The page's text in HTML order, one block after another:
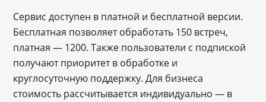
Сервис доступен в платной и бесплатной версии.
Бесплатная позволяет обработать 150 встреч,
платная ― 1200. Также пользователи с подпиской
получают приоритет в обработке и
круглосуточную поддержку. Для бизнеса
стоимость рассчитывается индивидуально ― в